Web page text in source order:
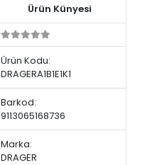
Ürün Künyesi
Ürün Kodu:
DRAGERA1B1E1K1
Barkod:
9113065168736
Marka:
DRAGER